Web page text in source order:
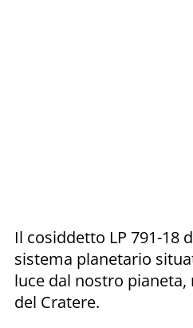
Il cosiddetto LP 791-18
sistema planetario
luce dal nostro pianeta,
del Cratere.